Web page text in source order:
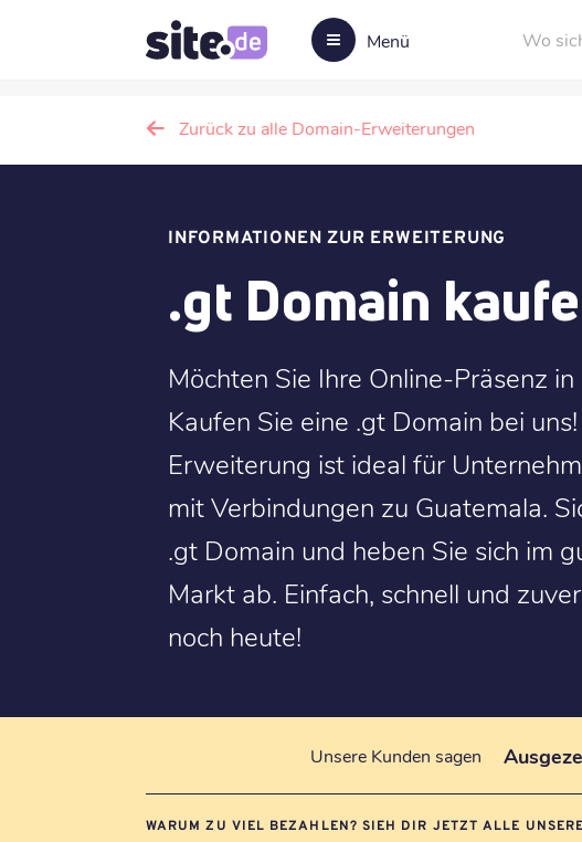
Menü Wo
Zurück zu alle Domain-Erweiterungen
INFORMATIONEN ZUR ERWEITERUNG
.gt Domain
Möchten Sie Ihre Online-Präsenz
Kaufen Sie eine .gt Domain bei
Erweiterung ist ideal für
mit Verbindungen zu Guatemala.
.gt Domain und heben Sie sich im
Markt ab. Einfach, schnell und
noch heute!
Unsere Kunden sagen
WARUM ZU VIEL BEZAHLEN? SIEH DIR JETZT ALLE